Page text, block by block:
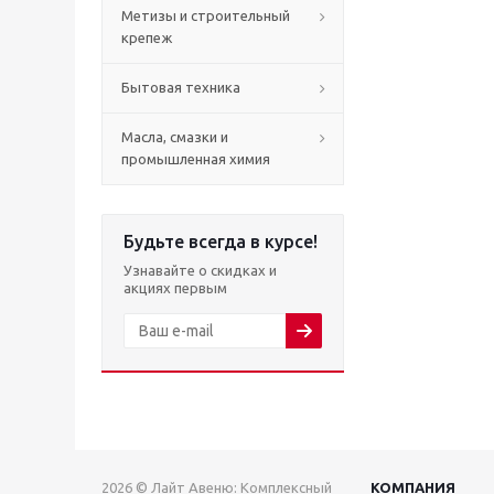
Метизы и строительный
крепеж
Бытовая техника
Масла, смазки и
промышленная химия
Будьте всегда в курсе!
Узнавайте о скидках и
акциях первым
2026 © Лайт Авеню: Комплексный КОМПАНИЯ